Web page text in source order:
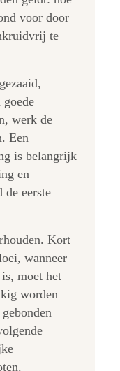
voor door
te
werk de
Een
is belangrijk
en
de eerste
Kort
wanneer
moet het
worden